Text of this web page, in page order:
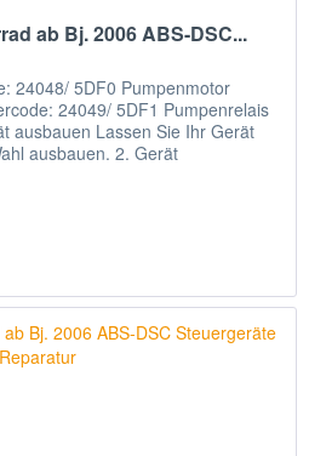
ab Bj. 2006 ABS-DSC...
24048/ 5DF0 Pumpenmotor
24049/ 5DF1 Pumpenrelais
ausbauen Lassen Sie Ihr Gerät
ausbauen. 2. Gerät